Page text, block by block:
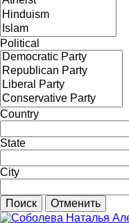
Political
Country
State
City